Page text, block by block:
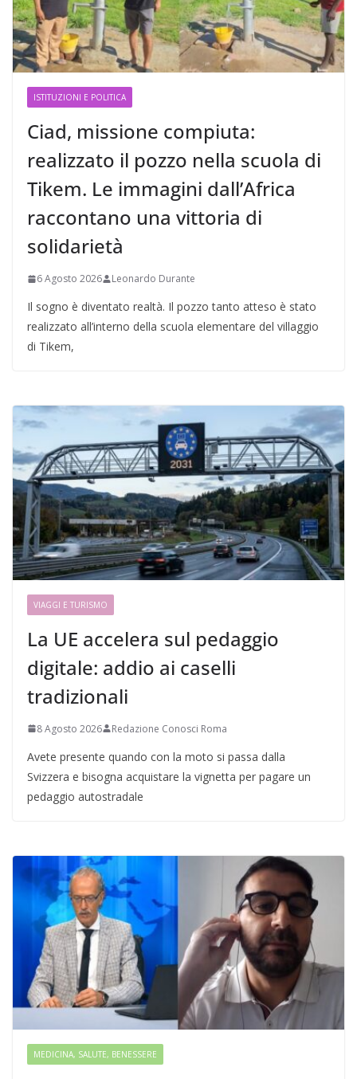
ISTITUZIONI E POLITICA
Ciad, missione compiuta:
realizzato il pozzo nella scuola di
Tikem. Le immagini dall’Africa
raccontano una vittoria di
solidarietà
6 Agosto 2026 Leonardo Durante
Il sogno è diventato realtà. Il pozzo tanto atteso è stato
realizzato all’interno della scuola elementare del villaggio
di Tikem,
VIAGGI E TURISMO
La UE accelera sul pedaggio
digitale: addio ai caselli
tradizionali
8 Agosto 2026 Redazione Conosci Roma
Avete presente quando con la moto si passa dalla
Svizzera e bisogna acquistare la vignetta per pagare un
pedaggio autostradale
MEDICINA, SALUTE, BENESSERE